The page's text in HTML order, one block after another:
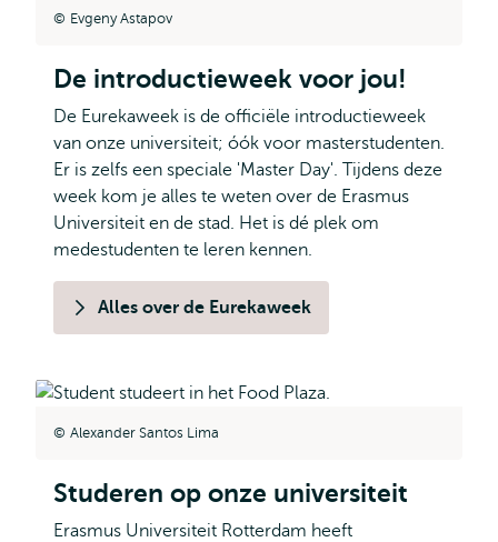
Evgeny Astapov
De introductieweek voor jou!
De Eurekaweek is de officiële introductieweek
van onze universiteit; óók voor masterstudenten.
Er is zelfs een speciale 'Master Day'. Tijdens deze
week kom je alles te weten over de Erasmus
Universiteit en de stad. Het is dé plek om
medestudenten te leren kennen.
Alles over de Eurekaweek
Alexander Santos Lima
Studeren op onze universiteit
Erasmus Universiteit Rotterdam heeft